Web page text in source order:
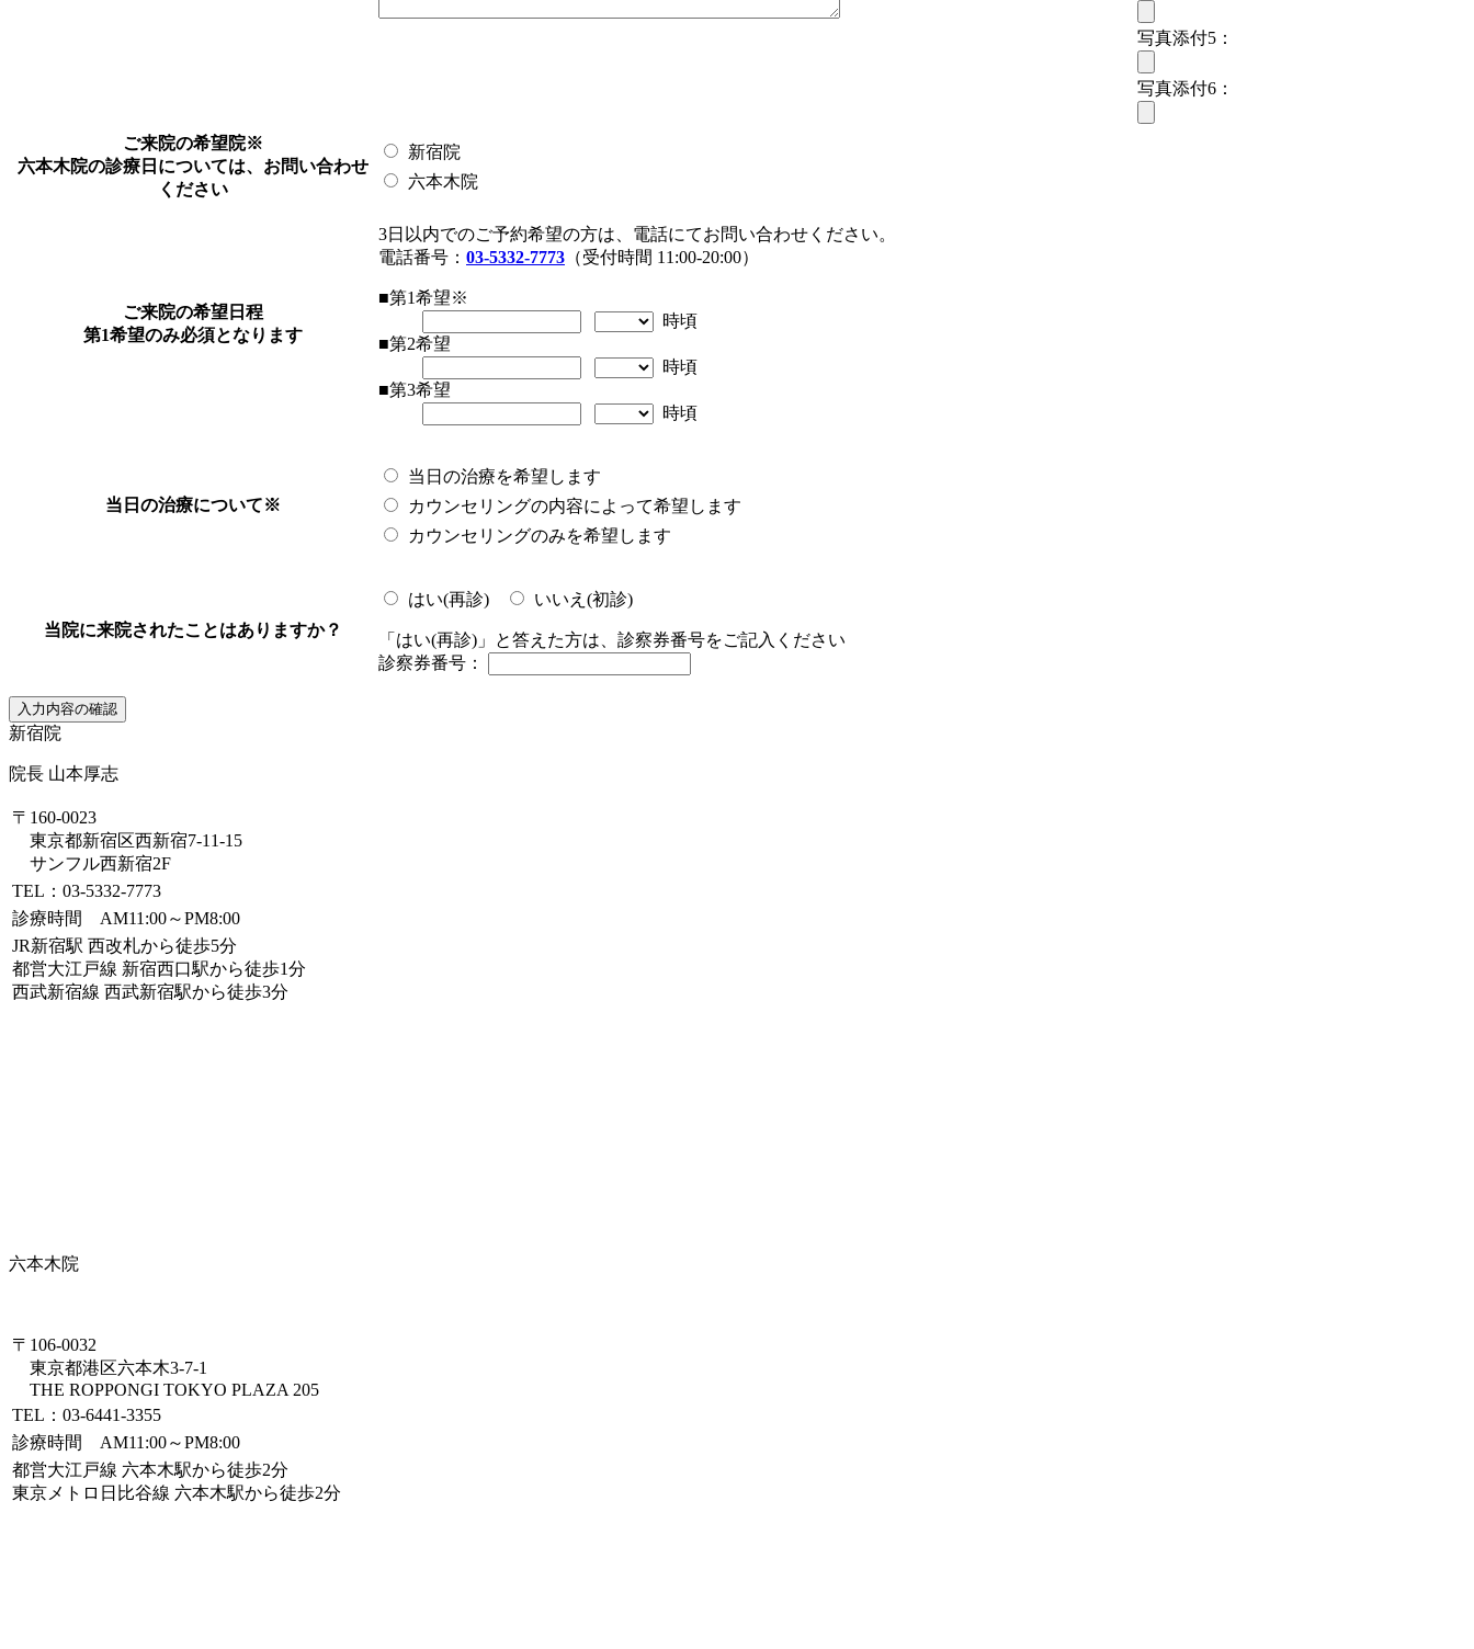
写真添付5：
写真添付6：
ご来院の希望院※
六本木院の診療日については、お問い合わせ
ください
新宿院
六本木院
ご来院の希望日程
第1希望のみ必須となります
3日以内でのご予約希望の方は、電話にてお問い合わせください。
電話番号： 03-5332-7773 （受付時間 11:00-20:00）
■第1希望※
時頃
■第2希望
時頃
■第3希望
時頃
当日の治療について※
当日の治療を希望します
カウンセリングの内容によって希望します
カウンセリングのみを希望します
当院に来院されたことはありますか？
はい(再診) いいえ(初診)
「はい(再診)」と答えた方は、診察券番号をご記入ください
診察券番号：
新宿院
院長 山本厚志
〒160-0023
東京都新宿区西新宿7-11-15
サンフル西新宿2F
TEL：03-5332-7773
診療時間 AM11:00～PM8:00
JR新宿駅 西改札から徒歩5分
都営大江戸線 新宿西口駅から徒歩1分
西武新宿線 西武新宿駅から徒歩3分
六本木院
〒106-0032
東京都港区六本木3-7-1
THE ROPPONGI TOKYO PLAZA 205
TEL：03-6441-3355
診療時間 AM11:00～PM8:00
都営大江戸線 六本木駅から徒歩2分
東京メトロ日比谷線 六本木駅から徒歩2分